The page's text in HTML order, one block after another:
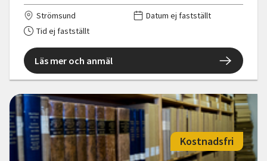
Strömsund
Datum ej fastställt
Tid ej fastställt
Läs mer och anmäl
Kostnadsfri